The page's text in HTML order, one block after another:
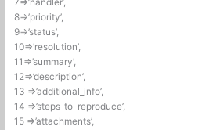
7=>’handler’,
8=>’priority’,
9=>’status’,
10=>’resolution’,
11=>’summary’,
12=>’description’,
13 =>’additional_info’,
14 =>’steps_to_reproduce’,
15 =>’attachments’,